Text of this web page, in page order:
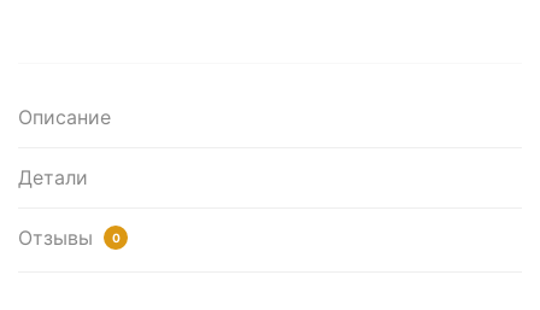
Описание
Детали
Отзывы 0